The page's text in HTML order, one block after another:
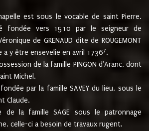
est sous le vocable de saint Pierre.
fondée vers 1510 par le seigneur de
de GRENAUD dite de ROUGEMONT
a y être ensevelie en avril 17367.
de la famille PINGON d'Aranc, dont
Michel.
par la famille SAVEY du lieu, sous le
Claude.
de la famille SAGE sous le patronnage
celle-ci a besoin de travaux rugent.